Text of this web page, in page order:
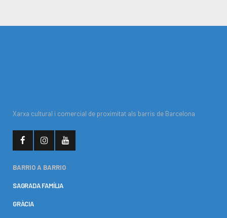
Xarxa cultural i comercial de proximitat als barris de Barcelona
BARRIO A BARRIO
SAGRADA FAMÍLIA
GRÀCIA